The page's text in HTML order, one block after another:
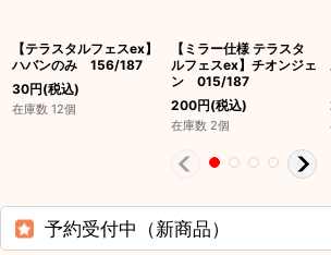
【テラスタルフェスex】
ハバンのみ 156/187
30円(税込)
在庫数 12個
【ミラー仕様 テラスタ
ルフェスex】チオンジェ
ン 015/187
200円(税込)
在庫数 2個
予約受付中（新商品）